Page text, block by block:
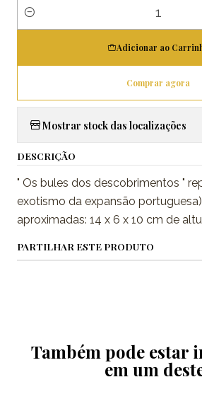
Quantidade
Adicionar ao
Comprar agora
Mostrar stock das localizações
DESCRIÇÃO
" Os bules dos descobrimentos "
exotismo da expansão
aproximadas: 14 x 6 x 10 cm de
PARTILHAR ESTE PRODUTO
Também pode estar
em um